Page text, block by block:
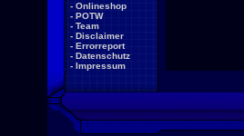
- Onlineshop
- POTW
- Team
- Disclaimer
- Errorreport
- Datenschutz
- Impressum